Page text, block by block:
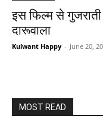
इस फिल्‍म से
दारूवाला
Kulwant Happy - June 20,
MOST READ